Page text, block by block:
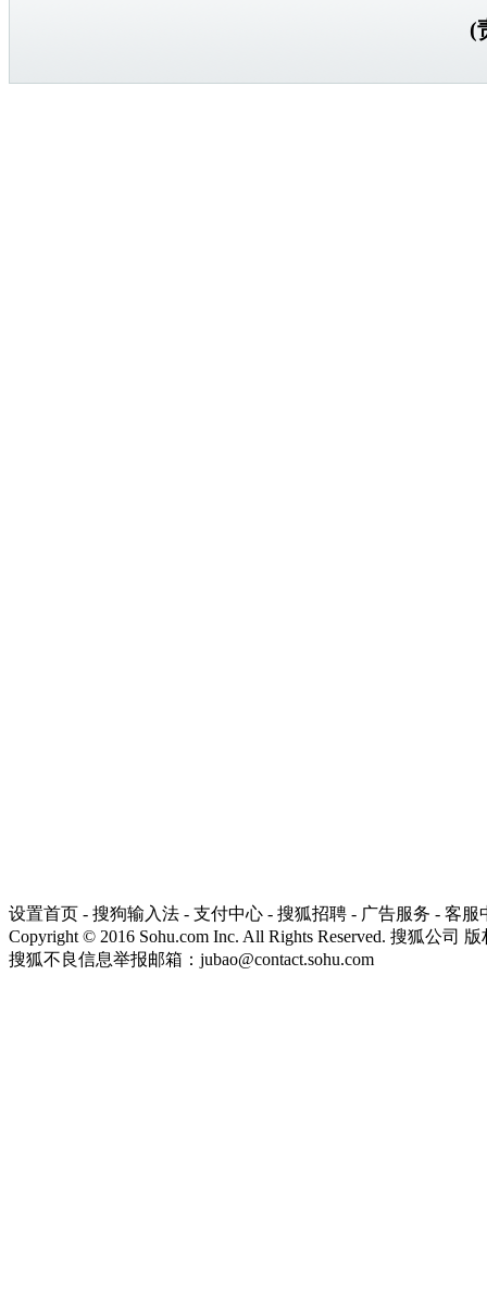
(
设置首页 - 搜狗输入法 - 支付中心 - 搜狐招聘 - 广告服务 - 客服
Copyright © 2016 Sohu.com Inc. All Rights Reserved. 搜狐公司 版
搜狐不良信息举报邮箱： jubao@contact.sohu.com